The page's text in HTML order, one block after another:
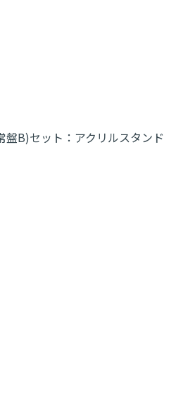
B)セット：アクリルスタンド